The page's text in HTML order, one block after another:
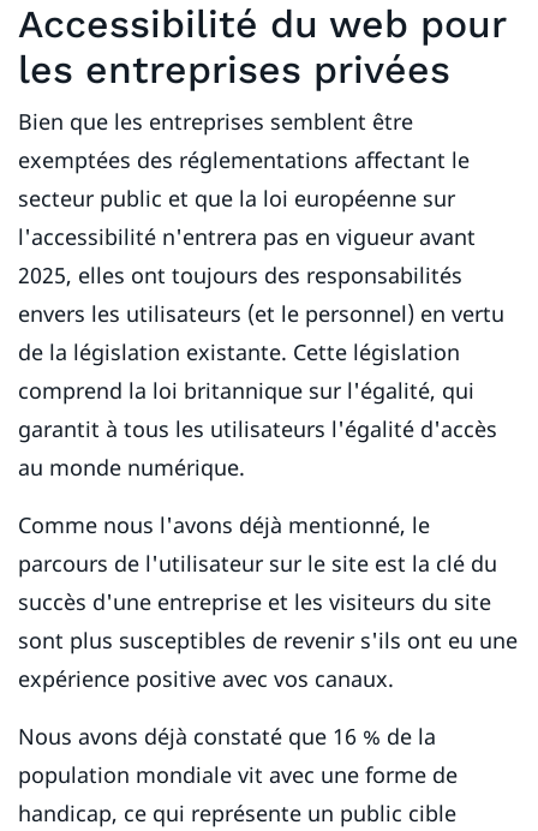
Accessibilité du web pour
les entreprises privées
Bien que les entreprises semblent être
exemptées des réglementations affectant le
secteur public et que la loi européenne sur
l'accessibilité n'entrera pas en vigueur avant
2025, elles ont toujours des responsabilités
envers les utilisateurs (et le personnel) en vertu
de la législation existante. Cette législation
comprend la loi britannique sur l'égalité, qui
garantit à tous les utilisateurs l'égalité d'accès
au monde numérique.
Comme nous l'avons déjà mentionné, le
parcours de l'utilisateur sur le site est la clé du
succès d'une entreprise et les visiteurs du site
sont plus susceptibles de revenir s'ils ont eu une
expérience positive avec vos canaux.
Nous avons déjà constaté que 16 % de la
population mondiale vit avec une forme de
handicap, ce qui représente un public cible